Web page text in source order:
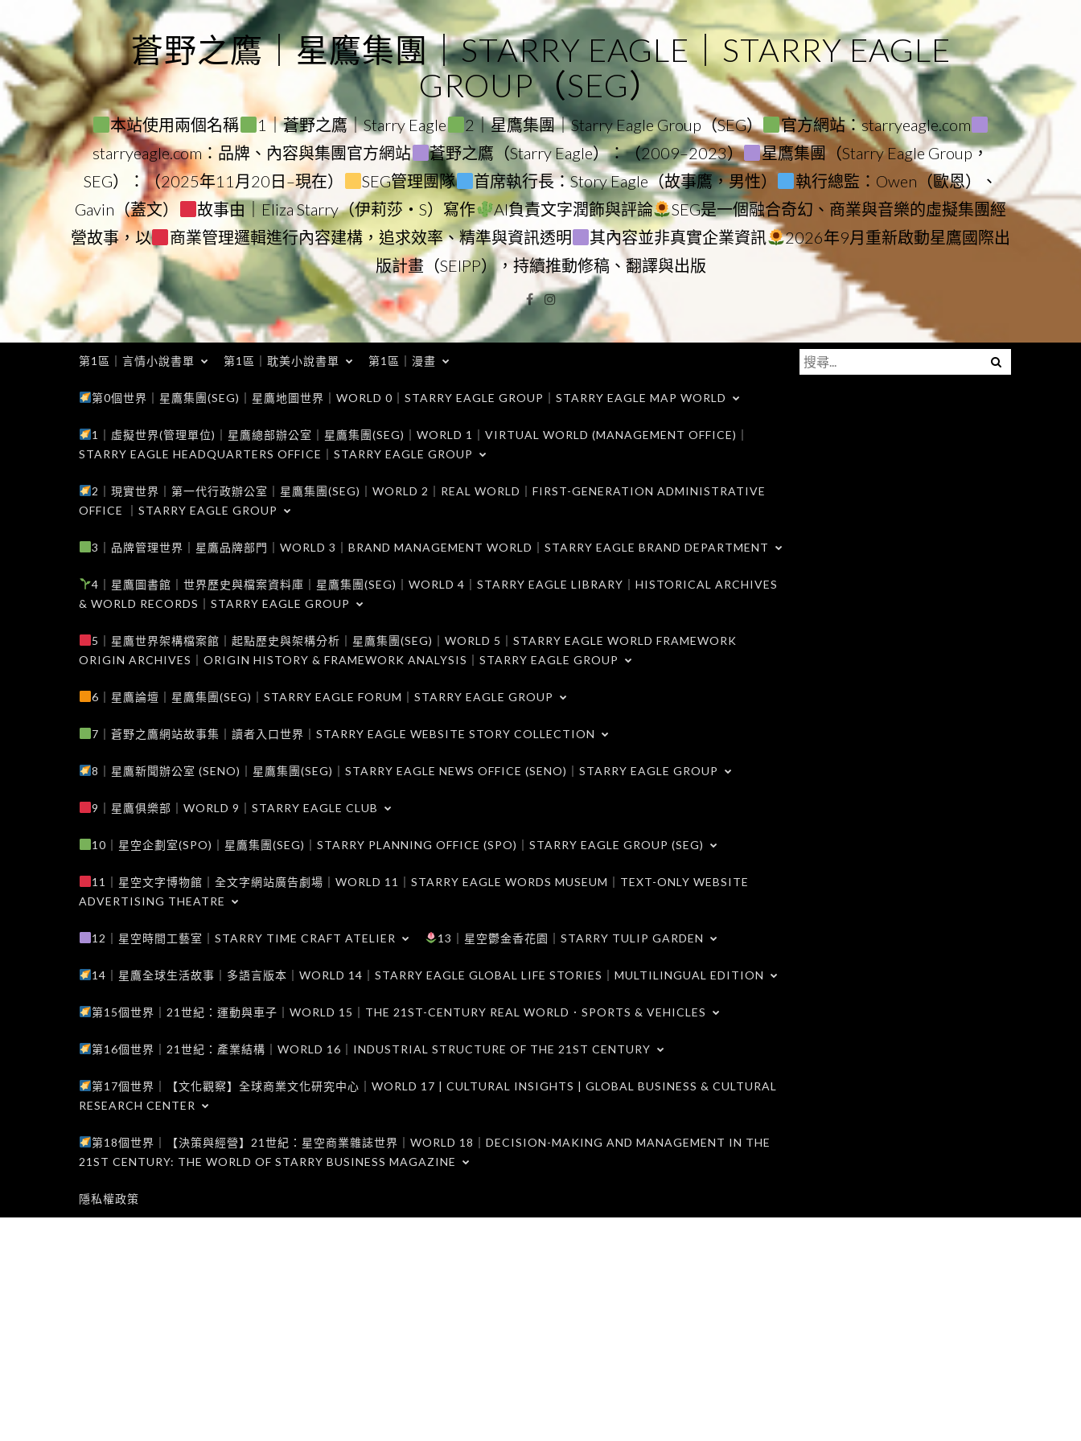
to
content
蒼野之鷹｜星鷹集團｜STARRY EAGLE｜STARRY EAGLE
GROUP（SEG）
本站使用兩個名稱 1｜蒼野之鷹｜Starry Eagle 2｜星鷹集團｜Starry Eagle Group（SEG）
官方網站：starryeagle.com
starryeagle.com：品牌、內容與集團官方網站
蒼野之鷹（Starry Eagle）：（2009–2023）
星鷹集團（Starry Eagle Group，
SEG）：（2025年11月20日–現在）
SEG管理團隊 首席執行長：Story Eagle（故事鷹，男性）
執行總監：Owen（歐恩）、
Gavin（蓋文）
故事由｜Eliza Starry（伊莉莎・S）寫作 AI負責文字潤飾與評論
SEG是一個融合奇幻、商業與音樂的虛擬集團經
營故事，以
商業管理邏輯進行內容建構，追求效率、精準與資訊透明 其內容並非真實企業資訊
2026年9月重新啟動星鷹國際出
版計畫（SEIPP），持續推動修稿、翻譯與出版
Facebook
Instagram
第1區｜言情小說書單 第1區｜耽美小說書單 第1區｜漫畫
第0個世界｜星鷹集團(SEG)｜星鷹地圖世界｜WORLD 0｜STARRY EAGLE GROUP｜STARRY EAGLE MAP WORLD
1｜虛擬世界(管理單位)｜星鷹總部辦公室｜星鷹集團(SEG)｜WORLD 1｜VIRTUAL WORLD (MANAGEMENT OFFICE)｜
STARRY EAGLE HEADQUARTERS OFFICE｜STARRY EAGLE GROUP
2｜現實世界｜第一代行政辦公室｜星鷹集團(SEG)｜WORLD 2｜REAL WORLD｜FIRST-GENERATION ADMINISTRATIVE
OFFICE ｜STARRY EAGLE GROUP
3｜品牌管理世界｜星鷹品牌部門｜WORLD 3｜BRAND MANAGEMENT WORLD｜STARRY EAGLE BRAND DEPARTMENT
4｜星鷹圖書館｜世界歷史與檔案資料庫｜星鷹集團(SEG)｜WORLD 4｜STARRY EAGLE LIBRARY｜HISTORICAL ARCHIVES
& WORLD RECORDS｜STARRY EAGLE GROUP
5｜星鷹世界架構檔案館｜起點歷史與架構分析｜星鷹集團(SEG)｜WORLD 5｜STARRY EAGLE WORLD FRAMEWORK
ORIGIN ARCHIVES｜ORIGIN HISTORY & FRAMEWORK ANALYSIS｜STARRY EAGLE GROUP
6｜星鷹論壇｜星鷹集團(SEG)｜STARRY EAGLE FORUM｜STARRY EAGLE GROUP
7｜蒼野之鷹網站故事集｜讀者入口世界｜STARRY EAGLE WEBSITE STORY COLLECTION
8｜星鷹新聞辦公室 (SENO)｜星鷹集團(SEG)｜STARRY EAGLE NEWS OFFICE (SENO)｜STARRY EAGLE GROUP
9｜星鷹俱樂部｜WORLD 9｜STARRY EAGLE CLUB
10｜星空企劃室(SPO)｜星鷹集團(SEG)｜STARRY PLANNING OFFICE (SPO)｜STARRY EAGLE GROUP (SEG)
11｜星空文字博物館｜全文字網站廣告劇場｜WORLD 11｜STARRY EAGLE WORDS MUSEUM｜TEXT-ONLY WEBSITE
ADVERTISING THEATRE
12｜星空時間工藝室｜STARRY TIME CRAFT ATELIER 13｜星空鬱金香花園｜STARRY TULIP GARDEN
14｜星鷹全球生活故事｜多語言版本｜WORLD 14｜STARRY EAGLE GLOBAL LIFE STORIES｜MULTILINGUAL EDITION
第15個世界｜21世紀：運動與車子｜WORLD 15｜THE 21ST-CENTURY REAL WORLD．SPORTS & VEHICLES
第16個世界｜21世紀：產業結構｜WORLD 16｜INDUSTRIAL STRUCTURE OF THE 21ST CENTURY
第17個世界｜【文化觀察】全球商業文化研究中心｜WORLD 17 | CULTURAL INSIGHTS | GLOBAL BUSINESS & CULTURAL
RESEARCH CENTER
第18個世界｜【決策與經營】21世紀：星空商業雜誌世界｜WORLD 18｜DECISION-MAKING AND MANAGEMENT IN THE
21ST CENTURY: THE WORLD OF STARRY BUSINESS MAGAZINE
隱私權政策
Menu
搜
尋